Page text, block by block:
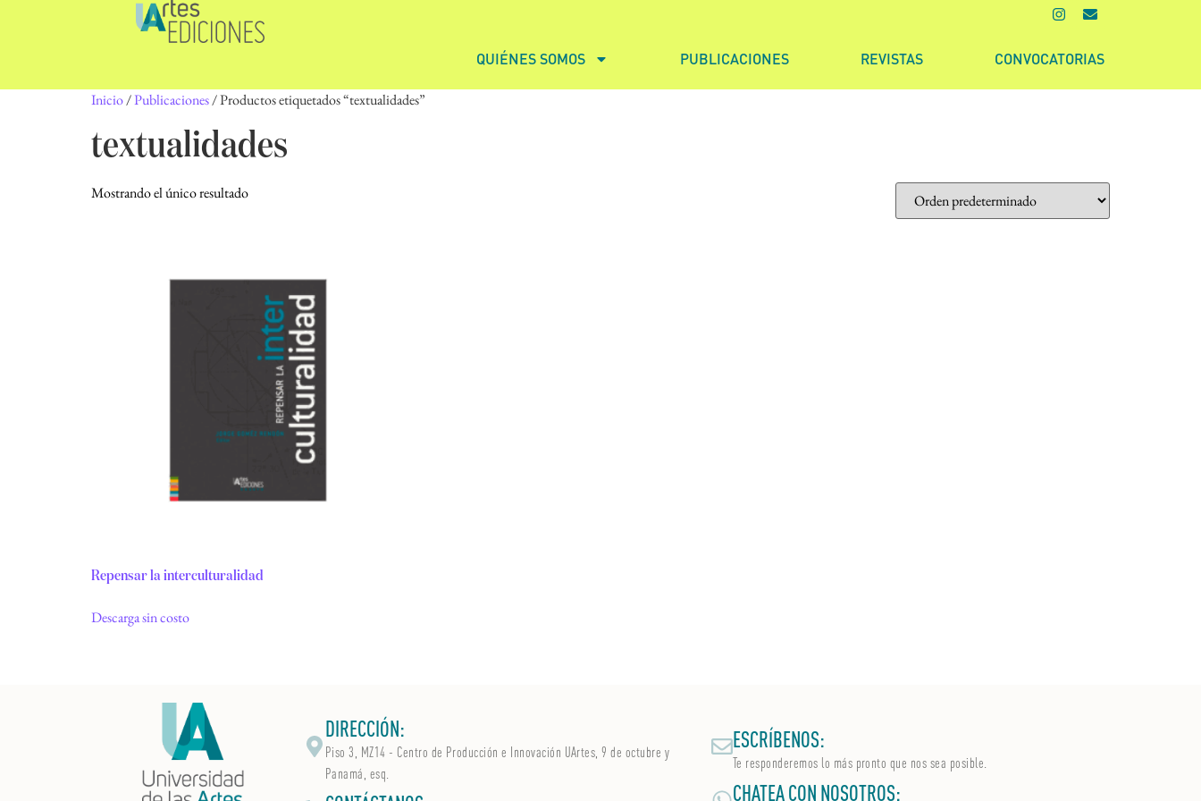
QUIÉNES SOMOS PUBLICACIONES REVISTAS CONVOCATORIAS
Inicio/Publicaciones/ Productos etiquetados “textualidades”
textualidades
Mostrando el único resultado
Repensar la interculturalidad
Descarga sin costo
DIRECCIÓN:
Piso 3, MZ14 - Centro de Producción e Innovación UArtes, 9 de octubre y
Panamá, esq.
ESCRÍBENOS:
Te responderemos lo más pronto que nos sea posible.
CHATEA CON NOSOTROS: